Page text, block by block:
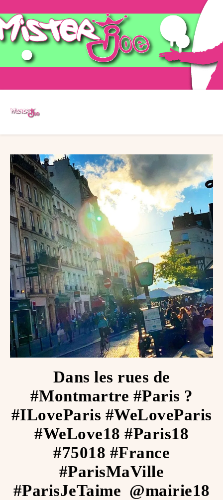
Dans les rues de
#Montmartre #Paris ?
#ILoveParis #WeLoveParis
#WeLove18 #Paris18
#75018 #France
#ParisMaVille
#ParisJeTaime ️ @mairie18